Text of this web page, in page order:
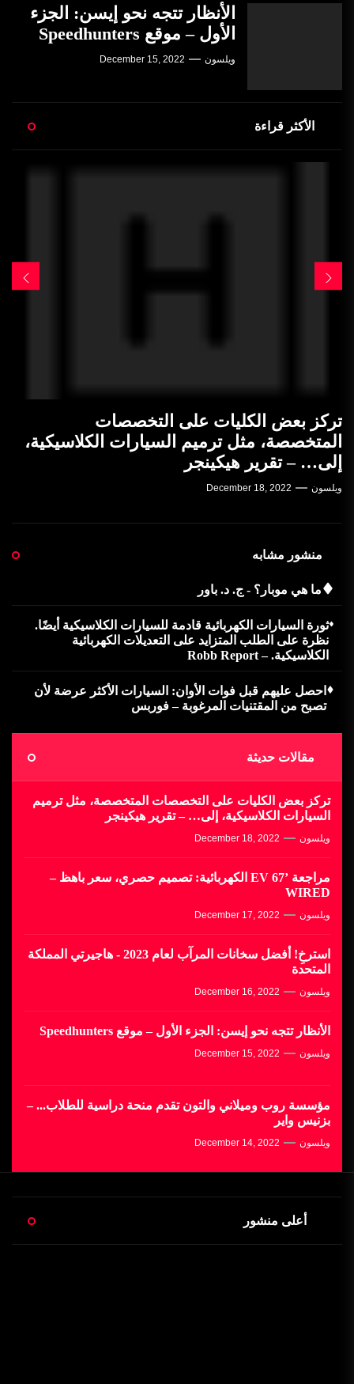
الأنظار تتجه نحو إيسن: الجزء
الأول – موقع Speedhunters
ويلسون December 15, 2022
الأكثر قراءة
تركز بعض الكليات على التخصصات
المتخصصة، مثل ترميم السيارات الكلاسيكية،
إلى… – تقرير هيكينجر
ويلسون December 18, 2022
منشور مشابه
ما هي موبار؟ - ج. د. باور
ثورة السيارات الكهربائية قادمة للسيارات الكلاسيكية أيضًا.
نظرة على الطلب المتزايد على التعديلات الكهربائية
الكلاسيكية. – Robb Report
احصل عليهم قبل فوات الأوان: السيارات الأكثر عرضة لأن
تصبح من المقتنيات المرغوبة – فوربس
مقالات حديثة
تركز بعض الكليات على التخصصات المتخصصة، مثل ترميم
السيارات الكلاسيكية، إلى… – تقرير هيكينجر
ويلسون December 18, 2022
مراجعة ’67 EV الكهربائية: تصميم حصري، سعر باهظ –
WIRED
ويلسون December 17, 2022
استرخِ! أفضل سخانات المرآب لعام 2023 - هاجيرتي المملكة
المتحدة
ويلسون December 16, 2022
الأنظار تتجه نحو إيسن: الجزء الأول – موقع Speedhunters
ويلسون December 15, 2022
مؤسسة روب وميلاني والتون تقدم منحة دراسية للطلاب... –
بزنيس واير
ويلسون December 14, 2022
أعلى منشور